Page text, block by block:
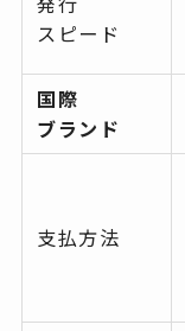
スピード
国際
ブランド
支払方法